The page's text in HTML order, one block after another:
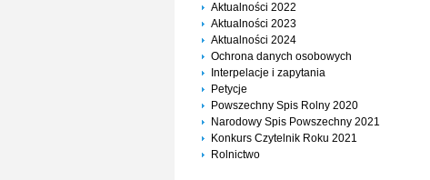
Aktualności 2022
Aktualności 2023
Aktualności 2024
Ochrona danych osobowych
Interpelacje i zapytania
Petycje
Powszechny Spis Rolny 2020
Narodowy Spis Powszechny 2021
Konkurs Czytelnik Roku 2021
Rolnictwo